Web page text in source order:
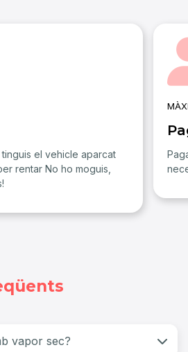
tinguis el vehicle aparcat
rentar No ho moguis,
vapor sec?